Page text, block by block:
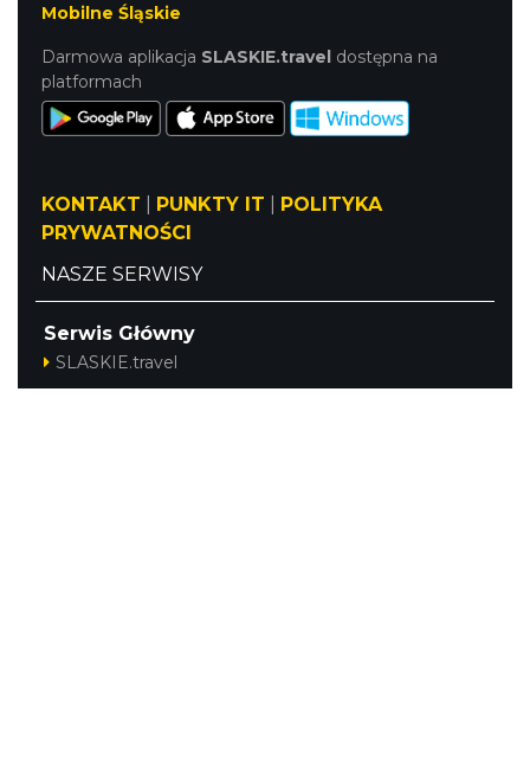
Mobilne Śląskie
Darmowa aplikacja SLASKIE.travel dostępna na
platformach
KONTAKT PUNKTY IT
POLITYKA
PRYWATNOŚCI
NASZE SERWISY
Serwis Główny
SLASKIE.travel